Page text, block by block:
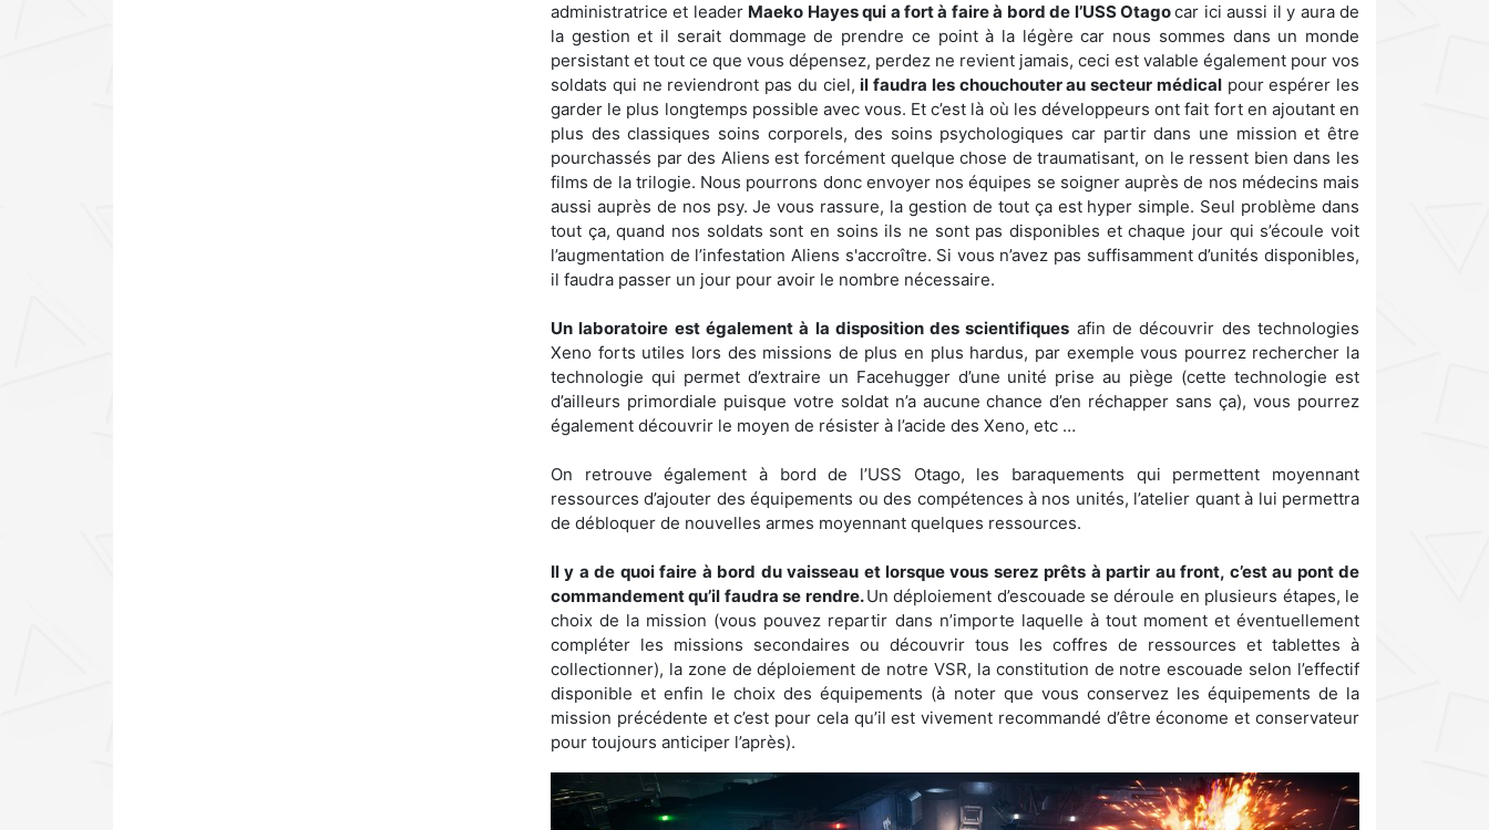
administratrice et leader Maeko Hayes qui a fort à faire à bord de l’USS Otagocar ici aussi il y aura de
la gestion et il serait dommage de prendre ce point à la légère car nous sommes dans un monde
persistant et tout ce que vous dépensez, perdez ne revient jamais, ceci est valable également pour vos
soldats qui ne reviendront pas du ciel,il faudra les chouchouter au secteur médicalpour espérer les
garder le plus longtemps possible avec vous. Et c’est là où les développeurs ont fait fort en ajoutant en
plus des classiques soins corporels, des soins psychologiques car partir dans une mission et être
pourchassés par des Aliens est forcément quelque chose de traumatisant, on le ressent bien dans les
films de la trilogie. Nous pourrons donc envoyer nos équipes se soigner auprès de nos médecins mais
aussi auprès de nos psy. Je vous rassure, la gestion de tout ça est hyper simple. Seul problème dans
tout ça, quand nos soldats sont en soins ils ne sont pas disponibles et chaque jour qui s’écoule voit
l’augmentation de l’infestation Aliens s'accroître. Si vous n’avez pas suffisamment d’unités disponibles,
il faudra passer un jour pour avoir le nombre nécessaire.
Un laboratoire est également à la disposition des scientifiques afin de découvrir des technologies
Xeno forts utiles lors des missions de plus en plus hardus, par exemple vous pourrez rechercher la
technologie qui permet d’extraire un Facehugger d’une unité prise au piège (cette technologie est
d’ailleurs primordiale puisque votre soldat n’a aucune chance d’en réchapper sans ça), vous pourrez
également découvrir le moyen de résister à l’acide des Xeno, etc …
On retrouve également à bord de l’USS Otago, les baraquements qui permettent moyennant
ressources d’ajouter des équipements ou des compétences à nos unités, l’atelier quant à lui permettra
de débloquer de nouvelles armes moyennant quelques ressources.
Il y a de quoi faire à bord du vaisseau et lorsque vous serez prêts à partir au front, c’est au pont de
commandement qu’il faudra se rendre.Un déploiement d’escouade se déroule en plusieurs étapes, le
choix de la mission (vous pouvez repartir dans n’importe laquelle à tout moment et éventuellement
compléter les missions secondaires ou découvrir tous les coffres de ressources et tablettes à
collectionner), la zone de déploiement de notre VSR, la constitution de notre escouade selon l’effectif
disponible et enfin le choix des équipements (à noter que vous conservez les équipements de la
mission précédente et c’est pour cela qu’il est vivement recommandé d’être économe et conservateur
pour toujours anticiper l’après).